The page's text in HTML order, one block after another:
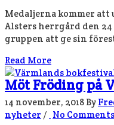
Medaljerna kommer att
Alsters herrgård den 24
gruppen att ge sin
Read More
Möt Fröding på
14 november, 2018 By
nyheter / No Comments